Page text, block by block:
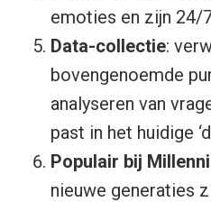
emoties en zijn 24/
Data-collectie:
bovengenoemde
analyseren van
past in het huidige
Populair bij
nieuwe generaties